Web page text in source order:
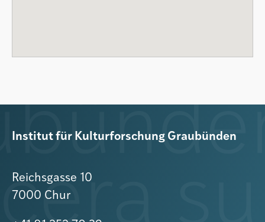
Institut für Kulturforschung Graubünden
Reichsgasse 10
7000 Chur